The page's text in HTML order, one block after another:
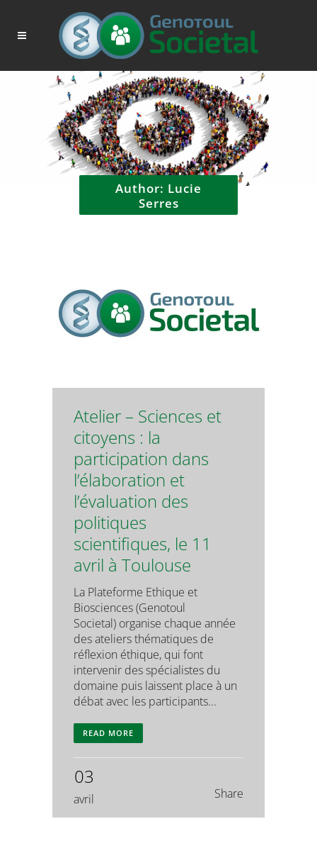
Author: Lucie
Serres
Atelier – Sciences et
citoyens : la
participation dans
l’élaboration et
l’évaluation des
politiques
scientifiques, le 11
avril à Toulouse
La Plateforme Ethique et
Biosciences (Genotoul
Societal) organise chaque année
des ateliers thématiques de
réflexion éthique, qui font
intervenir des spécialistes du
domaine puis laissent place à un
débat avec les participants...
READ MORE
03
avril Share